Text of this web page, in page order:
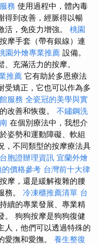
務 使用過程中，體內毒
得到改善，經脈得以暢
活，免疫力增強。 桃園
摩手套（帶有銀線）連
園外燴專業推薦 設備。
充滿活力的按摩。
推薦 它有助於多恩療法
受矯正，它也可以作為多
服務 全瓷冠的美學與實
改善和恢復。 不鏽鋼洗
在個別療法中，我想介
姿勢和運動障礙、軟組
，不同類型的按摩療法具
胞證辦理資訊 宜蘭外燴
價格參考 台灣前十大律
摩，還是緩解複雜的腰
務。 冷凍櫃推薦清單 台
續的專業發展、專業精
。 狗狗按摩是狗狗復健
人，他們可以透過特殊的
愛撫和愛撫。 養生整復